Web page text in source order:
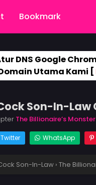
Bookmark
DNS Google
Utama Kami [
Son-In-
The Billionaire’s
Twitter WhatsApp
Son-In-Law › The